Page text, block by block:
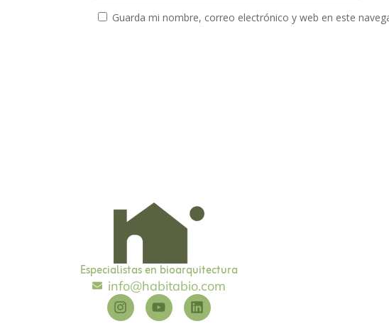
Guarda mi nombre, correo electrónico y web en este
Especialistas en bioarquitectura
info@habitabio.com